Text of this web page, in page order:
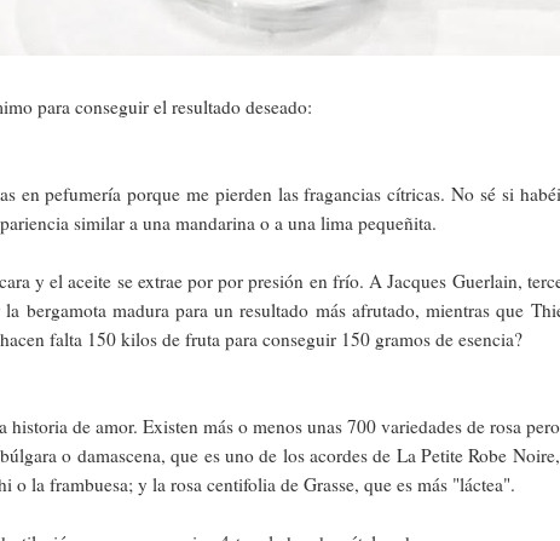
para conseguir el resultado deseado:
en pefumería porque me pierden las fragancias cítricas. No sé si
similar a una mandarina o a una lima pequeñita.
y el aceite se extrae por por presión en frío. A Jacques Guerlain,
bergamota madura para un resultado más afrutado, mientras que
falta 150 kilos de fruta para conseguir 150 gramos de esencia?
historia de amor. Existen más o menos unas 700 variedades de rosa
o damascena, que es uno de los acordes de La Petite Robe
o la frambuesa; y la rosa centifolia de Grasse, que es más "láctea".